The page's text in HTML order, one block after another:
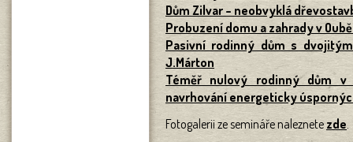
Dům Zilvar – neobvyklá
Probuzení domu a zahrady v
Pasivní rodinný dům s
J.Márton
Téměř nulový rodinný dům
navrhování energeticky
Fotogalerii ze semináře naleznetezde.